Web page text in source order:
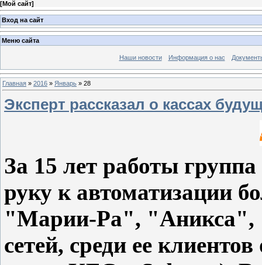
[Мой сайт]
Вход на сайт
Меню сайта
Наши новости Информация о нас
Главная » 2016 » Январь » 28
Эксперт рассказал о кассах
За 15 лет работы
руку к автоматизации
"Марии-Ра", "Аникса",
сетей, среди ее